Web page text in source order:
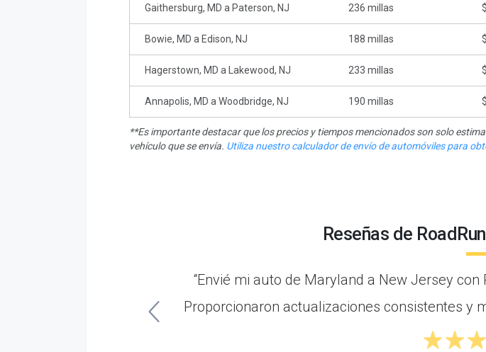
Gaithersburg, MD a Paterson, NJ 236 millas
Bowie, MD a Edison, NJ 188 millas
Hagerstown, MD a Lakewood, NJ 233 millas
Annapolis, MD a Woodbridge, NJ 190 millas
**Es importante destacar que los precios y tiempos mencionados son solo
vehículo que se envía. Utiliza nuestro calculador de envío de automóviles para
Reseñas de
“Envié mi auto de Maryland a New Jersey
Proporcionaron actualizaciones consistentes y